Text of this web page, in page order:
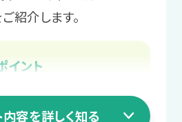
らのアドバイス
して通うことを目標に、
しょう！
った通い方を相談／
定着ステージ
らの
する
タッフと振り返りを
活動ステージ
る業務管理」や「自分
相談・連絡」などのプ
いただきます。
紹介します。
イント
けて体調を整える
容を詳しく知る